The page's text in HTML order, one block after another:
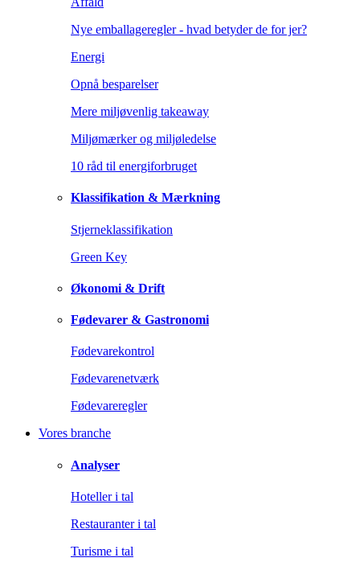
Nye emballageregler - hvad betyder de for jer?
Energi
Opnå besparelser
Mere miljøvenlig takeaway
Miljømærker og miljøledelse
10 råd til energiforbruget
Klassifikation & Mærkning
Stjerneklassifikation
Green Key
Økonomi & Drift
Fødevarer & Gastronomi
Fødevarekontrol
Fødevarenetværk
Fødevareregler
Vores branche
Analyser
Hoteller i tal
Restauranter i tal
Turisme i tal